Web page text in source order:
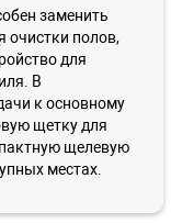
заменить
очистки полов,
для
В
к основному
щетку для
щелевую
местах.